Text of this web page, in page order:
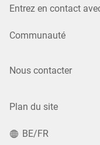
Entrez en contact
Communauté
Nous contacter
Plan du site
BE/FR